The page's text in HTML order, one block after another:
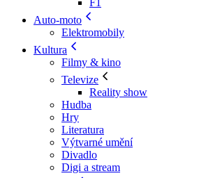
F1
Auto-moto
Elektromobily
Kultura
Filmy & kino
Televize
Reality show
Hudba
Hry
Literatura
Výtvarné umění
Divadlo
Digi a stream